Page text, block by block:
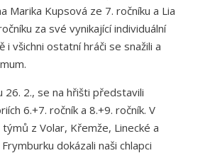
Marika Kupsová ze 7. ročníku a Lia
za své vynikající individuální
i všichni ostatní hráči se snažili a
26. 2., se na hřišti představili
6.+7. ročník a 8.+9. ročník. V
z Volar, Křemže, Linecké a
dokázali naši chlapci